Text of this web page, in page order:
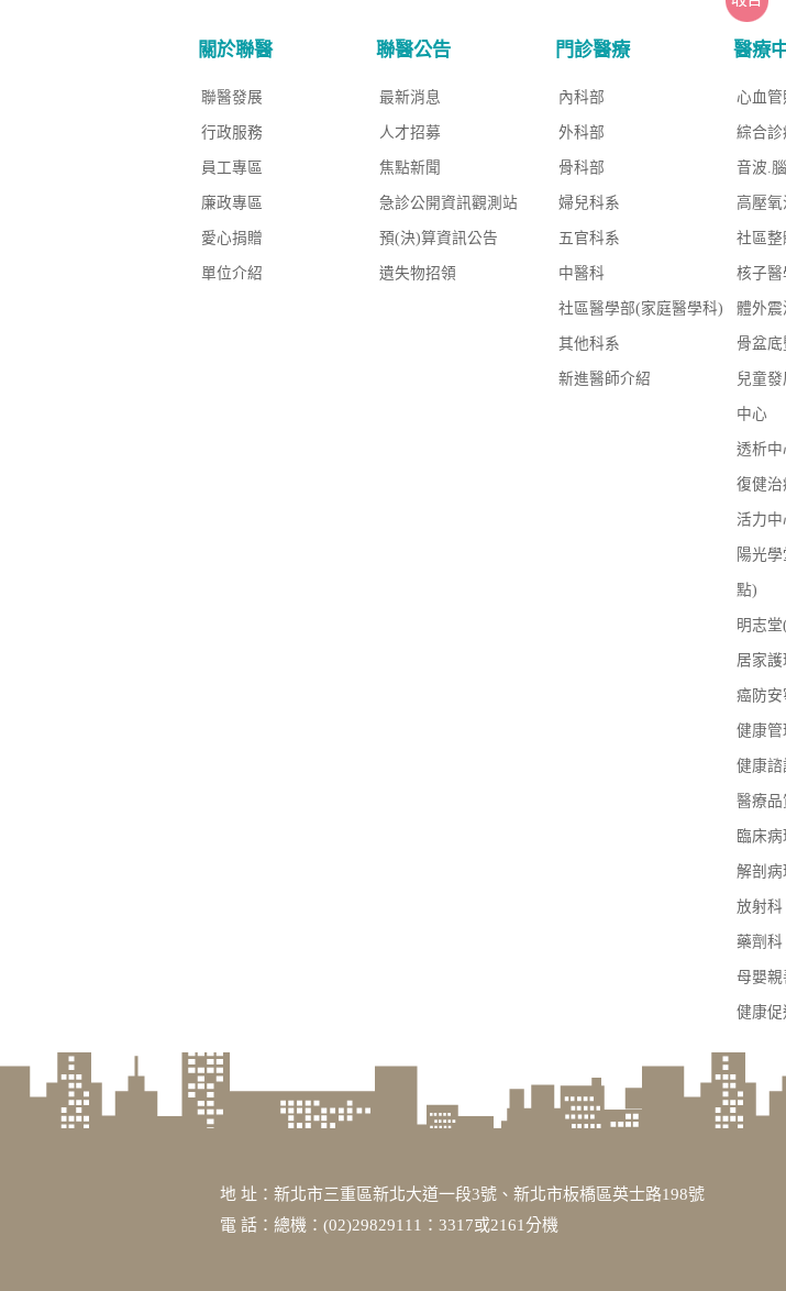
關於聯醫
聯醫發展
行政服務
員工專區
廉政專區
愛心捐贈
單位介紹
聯醫公告
最新消息
人才招募
焦點新聞
急診公開資訊觀測站
預(決)算資訊公告
遺失物招領
門診醫療
內科部
外科部
骨科部
婦兒科系
五官科系
中醫科
社區醫學部(家庭醫學科)
其他科系
新進醫師介紹
醫療
心血
綜合診
音波.
高壓
社區整
核子醫
體外震
骨盆
兒童
中心
透析中
復健治
活力中
陽光
點)
明志
居家護
癌防安
健康管
健康諮
醫療品
臨床病
解剖病
放射科
藥劑科
母嬰親
健康促
地 址：新北市三重區新北大道一段3號、新北市板橋區英士路198號
電 話：總機：(02)29829111：3317或2161分機